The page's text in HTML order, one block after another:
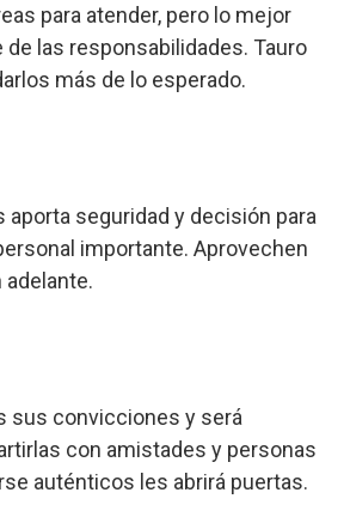
para atender, pero lo mejor
de las responsabilidades. Tauro
más de lo esperado.
aporta seguridad y decisión para
importante. Aprovechen
sus convicciones y será
con amistades y personas
auténticos les abrirá puertas.